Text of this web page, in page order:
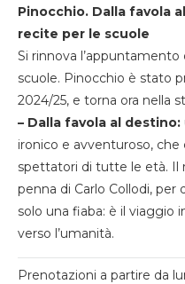
Pinocchio. Dalla favola
recite per le scuole
Si rinnova
scuole. Pinocchio è stato
2024/25, e torna ora nella
– Dalla favola al destino:
ironico e avventuroso, che
spettatori di tutte le età. Il
penna di Carlo Collodi, per
solo una fiaba: è il viaggio
verso l’umanità.
Prenotazioni a partire da